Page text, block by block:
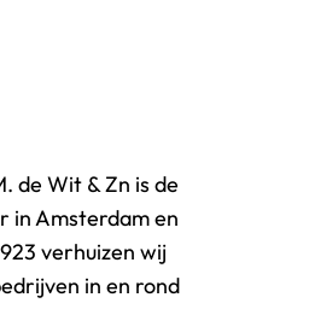
de Wit & Zn is de
in Amsterdam en
verhuizen wij
in en rond